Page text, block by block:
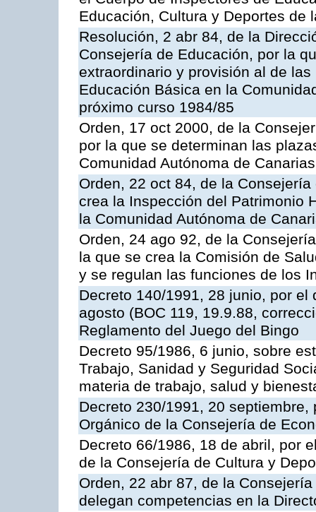
Educación, Cultura y Deportes de
Resolución, 2 abr 84, de la
Consejería de Educación, por la
extraordinario y provisión al de
Educación Básica en la
próximo curso 1984/85
Orden, 17 oct 2000, de la
por la que se determinan las
Comunidad Autónoma de Canarias
Orden, 22 oct 84, de la
crea la Inspección del Patrimonio
la Comunidad Autónoma de
Orden, 24 ago 92, de la
la que se crea la Comisión de
y se regulan las funciones de los
Decreto 140/1991, 28 junio, por
agosto (BOC 119, 19.9.88,
Reglamento del Juego del Bingo
Decreto 95/1986, 6 junio, sobre
Trabajo, Sanidad y Seguridad
materia de trabajo, salud y
Decreto 230/1991, 20
Orgánico de la Consejería de
Decreto 66/1986, 18 de abril, por
de la Consejería de Cultura y
Orden, 22 abr 87, de la
delegan competencias en la